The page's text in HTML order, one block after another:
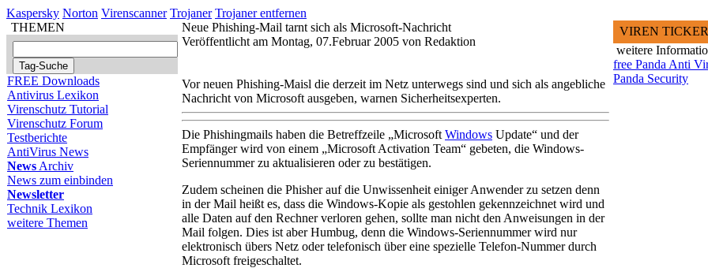
Kaspersky Norton Virenscanner Trojaner Trojaner entfernen
THEMEN
FREE Downloads
Antivirus Lexikon
Virenschutz Tutorial
Virenschutz Forum
Testberichte
AntiVirus News
News Archiv
News zum einbinden
Newsletter
Technik Lexikon
weitere Themen
Neue Phishing-Mail tarnt sich als Microsoft-Nachricht
Veröffentlicht am Montag, 07.Februar 2005 von Redaktion
Vor neuen Phishing-Maisl die derzeit im Netz unterwegs sind und sich als angebliche
Nachricht von Microsoft ausgeben, warnen Sicherheitsexperten.
Die Phishingmails haben die Betreffzeile „Microsoft Windows Update“ und der
Empfänger wird von einem „Microsoft Activation Team“ gebeten, die Windows-
Seriennummer zu aktualisieren oder zu bestätigen.
Zudem scheinen die Phisher auf die Unwissenheit einiger Anwender zu setzen denn
in der Mail heißt es, dass die Windows-Kopie als gestohlen gekennzeichnet wird und
alle Daten auf den Rechner verloren gehen, sollte man nicht den Anweisungen in der
Mail folgen. Dies ist aber Humbug, denn die Windows-Seriennummer wird nur
elektronisch übers Netz oder telefonisch über eine spezielle Telefon-Nummer durch
Microsoft freigeschaltet.
VIREN TICKER
weitere
free Panda Anti
Panda Security